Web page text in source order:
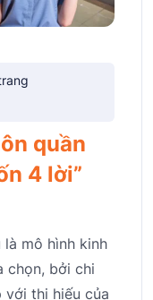
quần
4 lời”
là mô hình kinh
chọn, bởi chi
với thị hiếu của